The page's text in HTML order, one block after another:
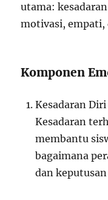
utama:
motivasi, empati,
Komponen
Kesadaran
Kesadaran
membantu
bagaimana
dan